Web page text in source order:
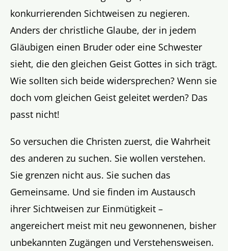
konkurrierenden Sichtweisen zu negieren.
Anders der christliche Glaube, der in jedem
Gläubigen einen Bruder oder eine Schwester
sieht, die den gleichen Geist Gottes in sich trägt.
Wie sollten sich beide widersprechen? Wenn sie
doch vom gleichen Geist geleitet werden? Das
passt nicht!
So versuchen die Christen zuerst, die Wahrheit
des anderen zu suchen. Sie wollen verstehen.
Sie grenzen nicht aus. Sie suchen das
Gemeinsame. Und sie finden im Austausch
ihrer Sichtweisen zur Einmütigkeit –
angereichert meist mit neu gewonnenen, bisher
unbekannten Zugängen und Verstehensweisen.